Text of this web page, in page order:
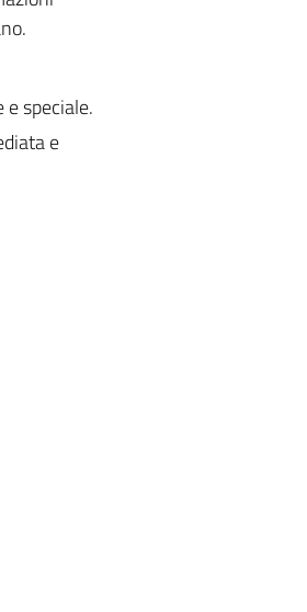
speciale.
e